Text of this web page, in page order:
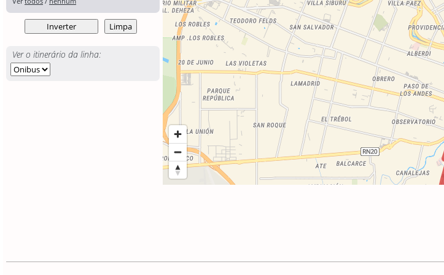
Ver o itinerário da linha: